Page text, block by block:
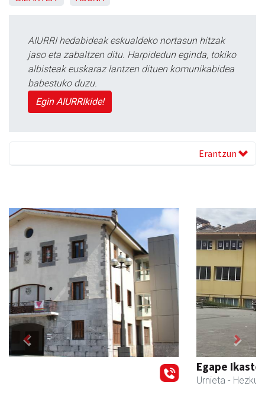
AIURRI hedabideak eskualdeko nortasun hitzak
jaso eta zabaltzen ditu. Harpidedun eginda, tokiko
albisteak euskaraz lantzen dituen komunikabidea
babestuko duzu.
Egin AIURRIkide!
Erantzun
Previous Next